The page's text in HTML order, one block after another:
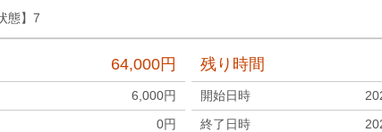
態】7
64,000円
6,000円
0円
残り時間
開始日時
終了日時